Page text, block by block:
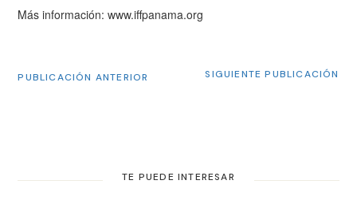
Más información: www.iffpanama.org
PUBLICACIÓN ANTERIOR SIGUIENTE PUBLICACIÓN
TE PUEDE INTERESAR